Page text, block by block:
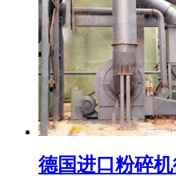
德国进口粉碎